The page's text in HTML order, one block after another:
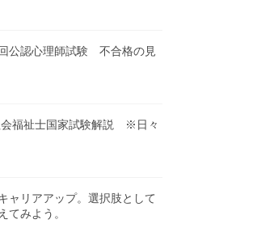
公認心理師試験 不合格の見
会福祉士国家試験解説 ※日々
ャリアアップ。選択肢として
てみよう。